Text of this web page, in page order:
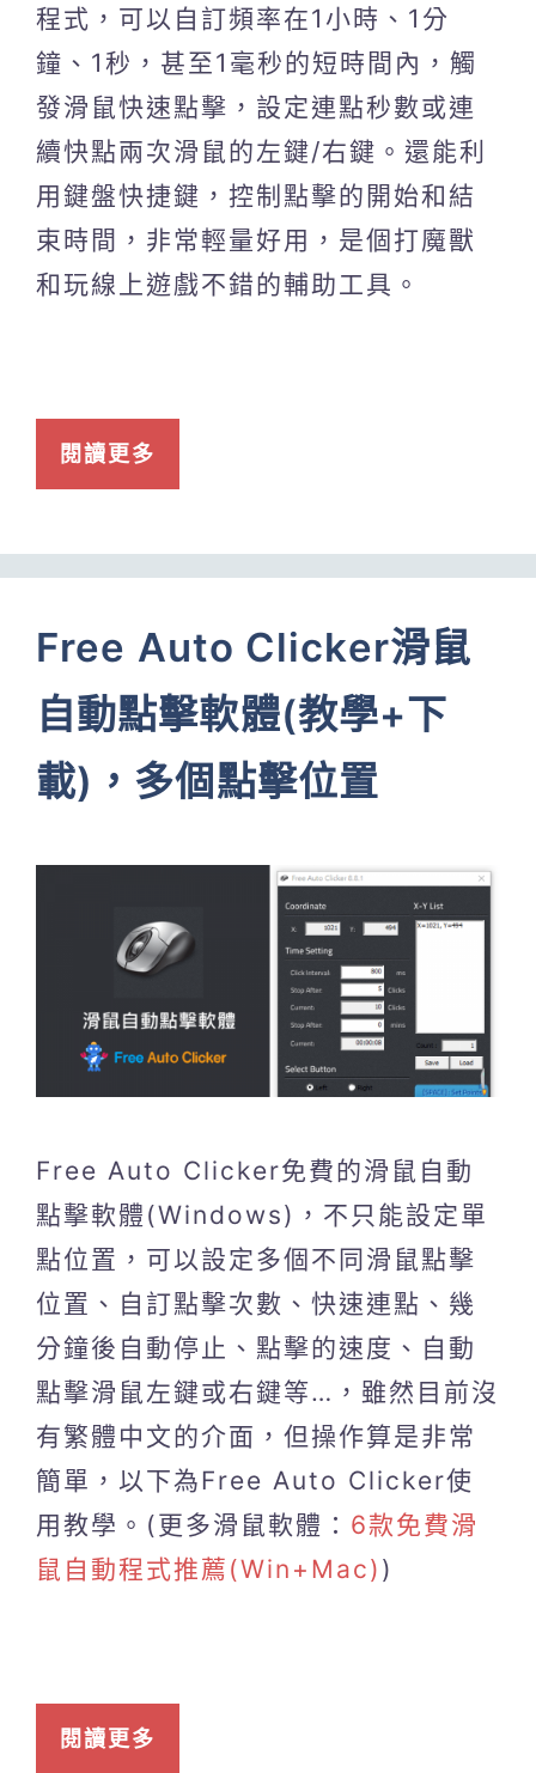
程式，可以自訂頻率在1小時、1分
鐘、1秒，甚至1毫秒的短時間內，觸
發滑鼠快速點擊，設定連點秒數或連
續快點兩次滑鼠的左鍵/右鍵。還能利
用鍵盤快捷鍵，控制點擊的開始和結
束時間，非常輕量好用，是個打魔獸
和玩線上遊戲不錯的輔助工具。
閱讀更多
Free Auto Clicker滑鼠
自動點擊軟體(教學+下
載)，多個點擊位置
Free Auto Clicker免費的滑鼠自動
點擊軟體(Windows)，不只能設定單
點位置，可以設定多個不同滑鼠點擊
位置、自訂點擊次數、快速連點、幾
分鐘後自動停止、點擊的速度、自動
點擊滑鼠左鍵或右鍵等…，雖然目前沒
有繁體中文的介面，但操作算是非常
簡單，以下為Free Auto Clicker使
用教學。(更多滑鼠軟體： 6款免費滑
鼠自動程式推薦(Win+Mac) )
閱讀更多